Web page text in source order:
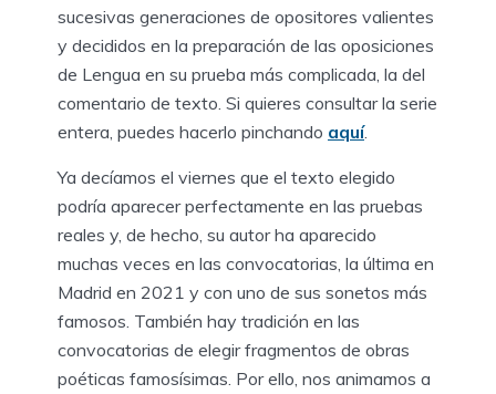
sucesivas generaciones de opositores valientes
y decididos en la preparación de las oposiciones
de Lengua en su prueba más complicada, la del
comentario de texto. Si quieres consultar la serie
entera, puedes hacerlo pinchando aquí.
Ya decíamos el viernes que el texto elegido
podría aparecer perfectamente en las pruebas
reales y, de hecho, su autor ha aparecido
muchas veces en las convocatorias, la última en
Madrid en 2021 y con uno de sus sonetos más
famosos. También hay tradición en las
convocatorias de elegir fragmentos de obras
poéticas famosísimas. Por ello, nos animamos a